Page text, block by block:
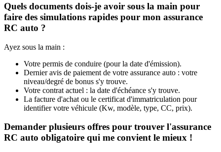
Quels documents dois-je avoir sous la main pour
faire des simulations rapides pour mon assurance
RC auto ?
Ayez sous la main :
Votre permis de conduire (pour la date d'émission).
Dernier avis de paiement de votre assurance auto : votre
niveau/degré de bonus s'y trouve.
Votre contrat actuel : la date d'échéance s'y trouve.
La facture d'achat ou le certificat d'immatriculation pour
identifier votre véhicule (Kw, modèle, type, CC, prix).
Demander plusieurs offres pour trouver l'assurance
RC auto obligatoire qui me convient le mieux !